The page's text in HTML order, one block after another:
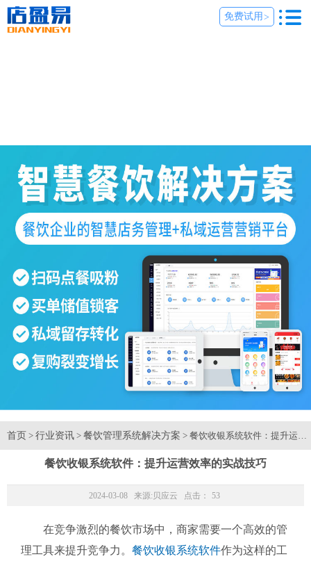
免费试用 >
首页 > 行业资讯 > 餐饮管理系统解决方案 > 餐饮收银系统软件：提升运营
餐饮收银系统软件：提升运营效率的实战技巧
2024-03-08 来源: 贝应云 点击： 53
在竞争激烈的餐饮市场中，商家需要一个高效的管
理工具来提升竞争力。 餐饮收银系统软件作为这样的工